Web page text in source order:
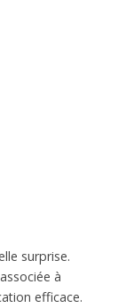
surprise.
à
efficace.